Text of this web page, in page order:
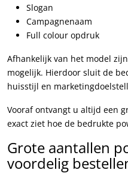
Slogan
Campagnenaam
Full colour opdruk
Afhankelijk van het model
mogelijk. Hierdoor sluit de
huisstijl en
Vooraf ontvangt u altijd een
exact ziet hoe de bedrukte
Grote aantallen
voordelig